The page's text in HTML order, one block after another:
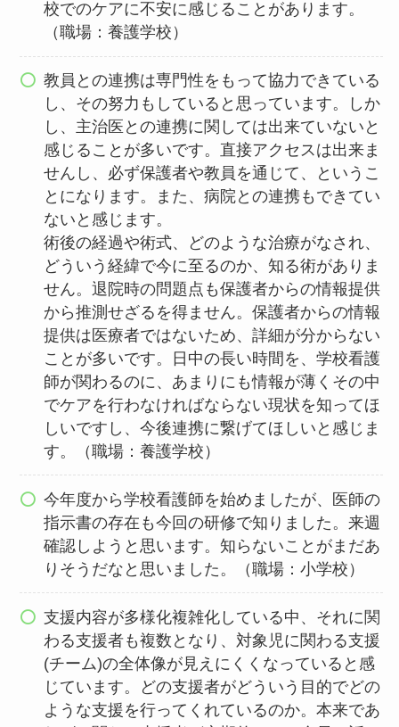
校でのケアに不安に感じることがあります。
（職場：養護学校）
教員との連携は専門性をもって協力できている
し、その努力もしていると思っています。しか
し、主治医との連携に関しては出来ていないと
感じることが多いです。直接アクセスは出来ま
せんし、必ず保護者や教員を通じて、というこ
とになります。また、病院との連携もできてい
ないと感じます。
術後の経過や術式、どのような治療がなされ、
どういう経緯で今に至るのか、知る術がありま
せん。退院時の問題点も保護者からの情報提供
から推測せざるを得ません。保護者からの情報
提供は医療者ではないため、詳細が分からない
ことが多いです。日中の長い時間を、学校看護
師が関わるのに、あまりにも情報が薄くその中
でケアを行わなければならない現状を知ってほ
しいですし、今後連携に繋げてほしいと感じま
す。（職場：養護学校）
今年度から学校看護師を始めましたが、医師の
指示書の存在も今回の研修で知りました。来週
確認しようと思います。知らないことがまだあ
りそうだなと思いました。（職場：小学校）
支援内容が多様化複雑化している中、それに関
わる支援者も複数となり、対象児に関わる支援
(チーム)の全体像が見えにくくなっていると感
じています。どの支援者がどういう目的でどの
ような支援を行ってくれているのか。本来であ